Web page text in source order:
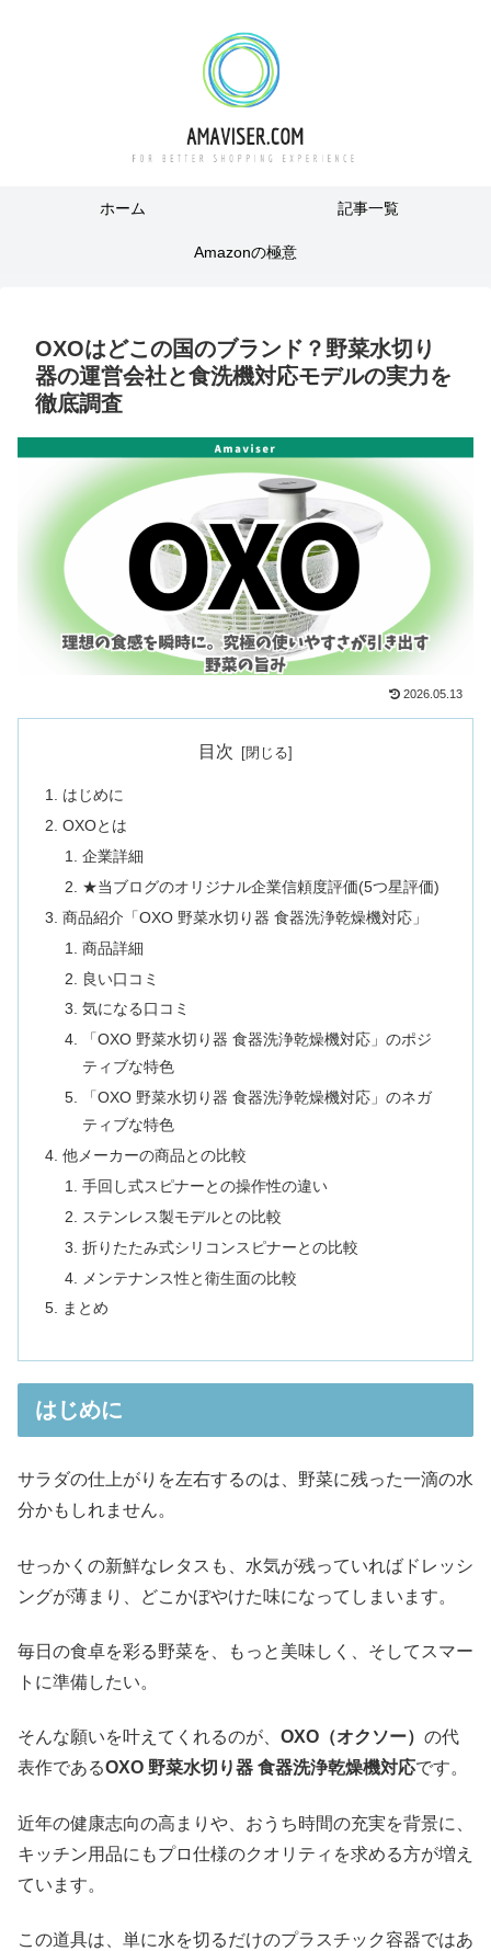
ホーム 記事一覧
Amazonの極意
OXOはどこの国のブランド？野菜水切り
器の運営会社と食洗機対応モデルの実力を
徹底調査
2026.05.13
目次
はじめに
OXOとは
企業詳細
★当ブログのオリジナル企業信頼度評価(5つ星評価)
商品紹介「OXO 野菜水切り器 食器洗浄乾燥機対応」
商品詳細
良い口コミ
気になる口コミ
「OXO 野菜水切り器 食器洗浄乾燥機対応」のポジ
ティブな特色
「OXO 野菜水切り器 食器洗浄乾燥機対応」のネガ
ティブな特色
他メーカーの商品との比較
手回し式スピナーとの操作性の違い
ステンレス製モデルとの比較
折りたたみ式シリコンスピナーとの比較
メンテナンス性と衛生面の比較
まとめ
はじめに
サラダの仕上がりを左右するのは、野菜に残った一滴の水
分かもしれません。
せっかくの新鮮なレタスも、水気が残っていればドレッシ
ングが薄まり、どこかぼやけた味になってしまいます。
毎日の食卓を彩る野菜を、もっと美味しく、そしてスマー
トに準備したい。
そんな願いを叶えてくれるのが、 OXO（オクソー） の代
表作であるOXO 野菜水切り器 食器洗浄乾燥機対応です。
近年の健康志向の高まりや、おうち時間の充実を背景に、
キッチン用品にもプロ仕様のクオリティを求める方が増え
ています。
この道具は、単に水を切るだけのプラスチック容器ではあ